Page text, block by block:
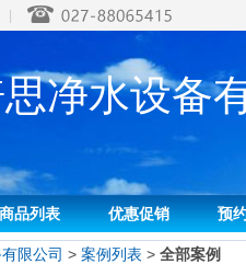
净水设备
商品列表 优惠促销 预
限公司 > 案例列表 > 全部案例